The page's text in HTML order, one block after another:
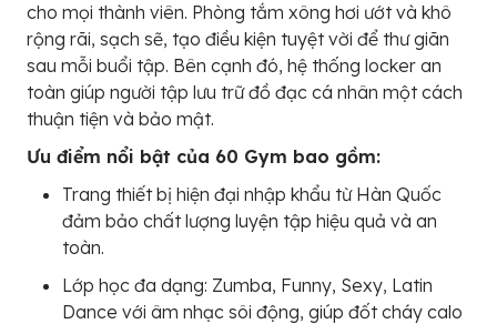
cho mọi thành viên. Phòng tắm xông hơi ướt và khô
rộng rãi, sạch sẽ, tạo điều kiện tuyệt vời để thư giãn
sau mỗi buổi tập. Bên cạnh đó, hệ thống locker an
toàn giúp người tập lưu trữ đồ đạc cá nhân một cách
thuận tiện và bảo mật.
Ưu điểm nổi bật của 60 Gym bao gồm:
Trang thiết bị hiện đại nhập khẩu từ Hàn Quốc
đảm bảo chất lượng luyện tập hiệu quả và an
toàn.
Lớp học đa dạng: Zumba, Funny, Sexy, Latin
Dance với âm nhạc sôi động, giúp đốt cháy calo